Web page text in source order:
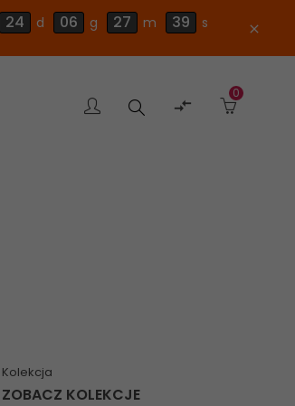
24 d 06 g 27 m 39 s close
Szukaj 
0
Kolekcja
ZOBACZ KOLEKCJE